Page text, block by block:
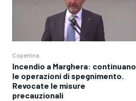
Copertina
Incendio a Marghera: continuano
le operazioni di spegnimento.
Revocate le misure
precauzionali